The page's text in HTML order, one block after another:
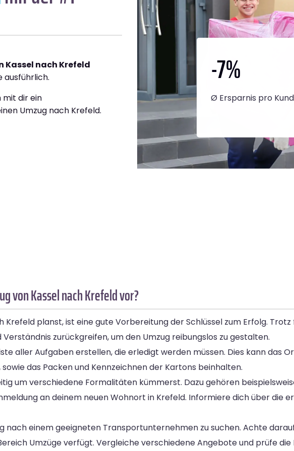
Kassel nach Krefeld
ausführlich.
mit dir ein
Umzug nach Krefeld.
-7%
Ø Ersparnis pro
von Kassel nach Krefeld vor?
Krefeld planst, ist eine gute Vorbereitung der Schlüssel zum Erfolg.
zurückgreifen, um den Umzug reibungslos zu gestalten.
aller Aufgaben erstellen, die erledigt werden müssen. Dies kann das
das Packen und Kennzeichnen der Kartons beinhalten.
um verschiedene Formalitäten kümmerst. Dazu gehören
an deinem neuen Wohnort in Krefeld. Informiere dich über die
nach einem geeigneten Transportunternehmen zu suchen. Achte
Umzüge verfügt. Vergleiche verschiedene Angebote und prüfe